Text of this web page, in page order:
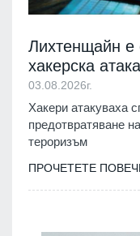
Лихтенщайн е
хакерска атака
03.08.2026г.
Хакери атакуваха
предотвратяване
тероризъм
ПРОЧЕТЕТЕ